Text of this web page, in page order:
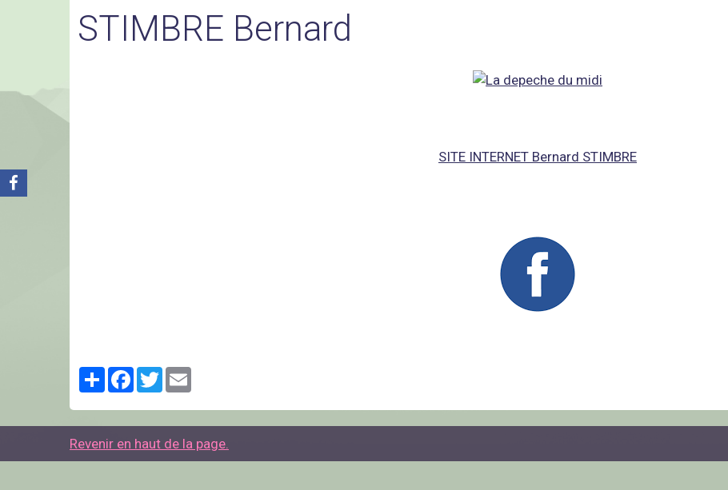
STIMBRE Bernard
SITE INTERNET Bernard STIMBRE
PartagerFacebook
Twitter
Revenir en haut de la page.